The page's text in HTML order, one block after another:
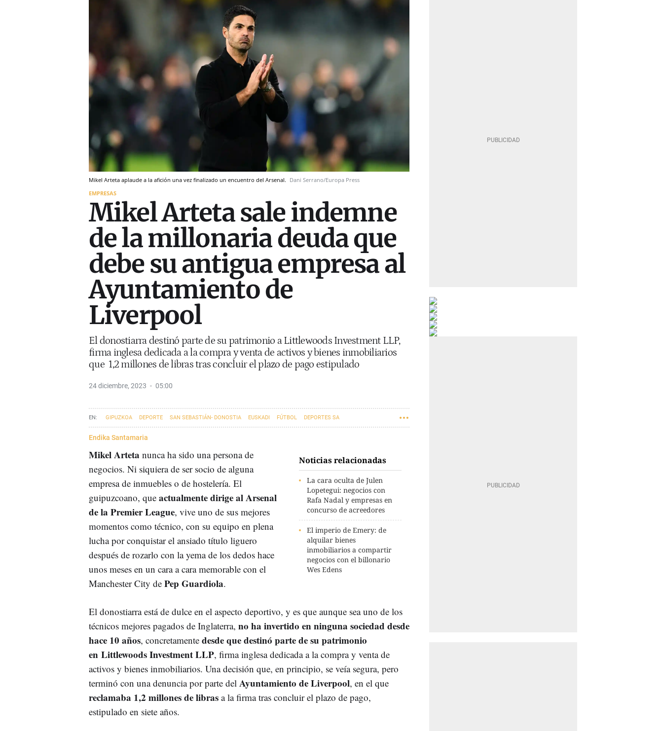
Mikel Arteta aplaude a la afición una vez finalizado un encuentro del Arsenal. Dani Serrano/Europa Press
EMPRESAS
Mikel Arteta sale indemne
de la millonaria deuda que
debe su antigua empresa al
Ayuntamiento de
Liverpool
El donostiarra destinó parte de su patrimonio a Littlewoods Investment LLP,
firma inglesa dedicada a la compra y venta de activos y bienes inmobiliarios
que 1,2 millones de libras tras concluir el plazo de pago estipulado
24 diciembre, 2023 05:00
GIPUZKOA DEPORTE SAN SEBASTIÁN- DONOSTIA EUSKADI FÚTBOL DEPORTES SA
Endika Santamaria
Noticias relacionadas
La cara oculta de Julen
Lopetegui: negocios con
Rafa Nadal y empresas en
concurso de acreedores
El imperio de Emery: de
alquilar bienes
inmobiliarios a compartir
negocios con el billonario
Wes Edens
Mikel Arteta nunca ha sido una persona de
negocios. Ni siquiera de ser socio de alguna
empresa de inmuebles o de hostelería. El
guipuzcoano, que actualmente dirige al Arsenal
de la Premier League, vive uno de sus mejores
momentos como técnico, con su equipo en plena
lucha por conquistar el ansiado título liguero
después de rozarlo con la yema de los dedos hace
unos meses en un cara a cara memorable con el
Manchester City de Pep Guardiola.
El donostiarra está de dulce en el aspecto deportivo, y es que aunque sea uno de los
técnicos mejores pagados de Inglaterra, no ha invertido en ninguna sociedad desde
hace 10 años, concretamente desde que destinó parte de su patrimonio
en Littlewoods Investment LLP, firma inglesa dedicada a la compra y venta de
activos y bienes inmobiliarios. Una decisión que, en principio, se veía segura, pero
terminó con una denuncia por parte del Ayuntamiento de Liverpool, en el que
reclamaba 1,2 millones de libras a la firma tras concluir el plazo de pago,
estipulado en siete años.